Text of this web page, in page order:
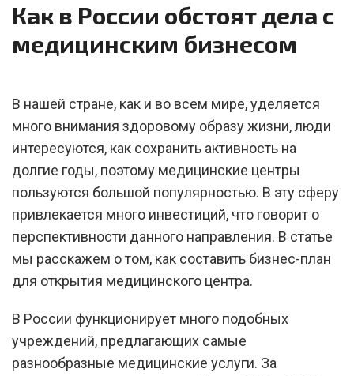
Как в России обстоят дела с
медицинским бизнесом
В нашей стране, как и во всем мире, уделяется
много внимания здоровому образу жизни, люди
интересуются, как сохранить активность на
долгие годы, поэтому медицинские центры
пользуются большой популярностью. В эту сферу
привлекается много инвестиций, что говорит о
перспективности данного направления. В статье
мы расскажем о том, как составить бизнес-план
для открытия медицинского центра.
В России функционирует много подобных
учреждений, предлагающих самые
разнообразные медицинские услуги. За